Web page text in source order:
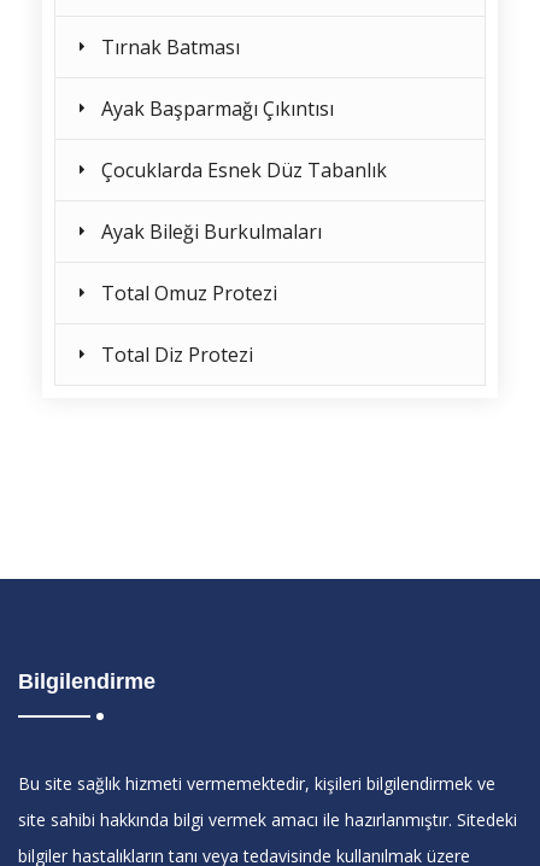
Tırnak Batması
Ayak Başparmağı Çıkıntısı
Çocuklarda Esnek Düz Tabanlık
Ayak Bileği Burkulmaları
Total Omuz Protezi
Total Diz Protezi
Bilgilendirme
Bu site sağlık hizmeti vermemektedir, kişileri bilgilendirmek ve
site sahibi hakkında bilgi vermek amacı ile hazırlanmıştır. Sitedeki
bilgiler hastalıkların tanı veya tedavisinde kullanılmak üzere